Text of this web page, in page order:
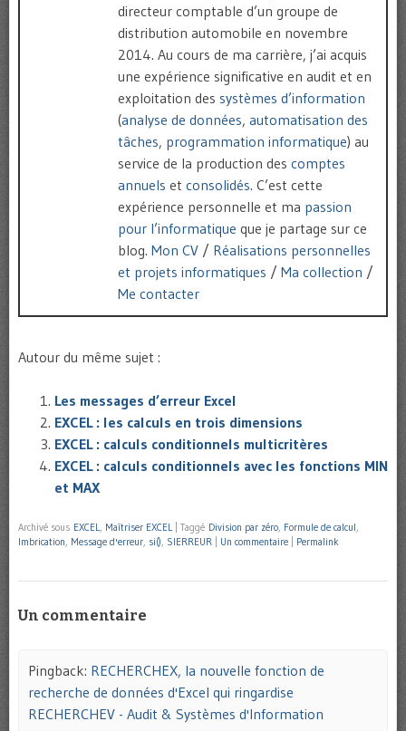
directeur comptable d’un groupe de
distribution automobile en novembre
2014. Au cours de ma carrière, j’ai acquis
une expérience significative en audit et en
exploitation des systèmes d’information
(analyse de données, automatisation des
tâches, programmation informatique) au
service de la production des comptes
annuels et consolidés. C’est cette
expérience personnelle et ma passion
pour l’informatique que je partage sur ce
blog. Mon CV / Réalisations personnelles
et projets informatiques / Ma collection /
Me contacter
Autour du même sujet :
Les messages d’erreur Excel
EXCEL : les calculs en trois dimensions
EXCEL : calculs conditionnels multicritères
EXCEL : calculs conditionnels avec les fonctions MIN
et MAX
Archivé sous EXCEL, Maîtriser EXCEL Taggé Division par zéro, Formule de calcul,
Imbrication, Message d'erreur, si(), SIERREUR Un commentaire Permalink
Un commentaire
Pingback: RECHERCHEX, la nouvelle fonction de
recherche de données d'Excel qui ringardise
RECHERCHEV - Audit & Systèmes d'Information